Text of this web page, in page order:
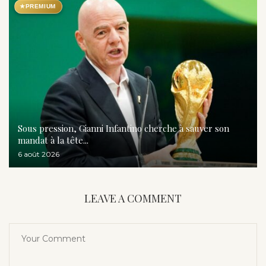
★PREMIUM
Sous pression, Gianni Infantino cherche à sauver son
mandat à la tête...
6 août 2026
LEAVE A COMMENT